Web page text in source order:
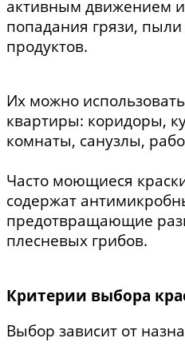
активным движением
попадания грязи,
продуктов.
Их можно
квартиры: коридоры,
комнаты, санузлы,
Часто моющиеся
содержат
предотвращающие
плесневых грибов.
Критерии выбора
Выбор зависит от